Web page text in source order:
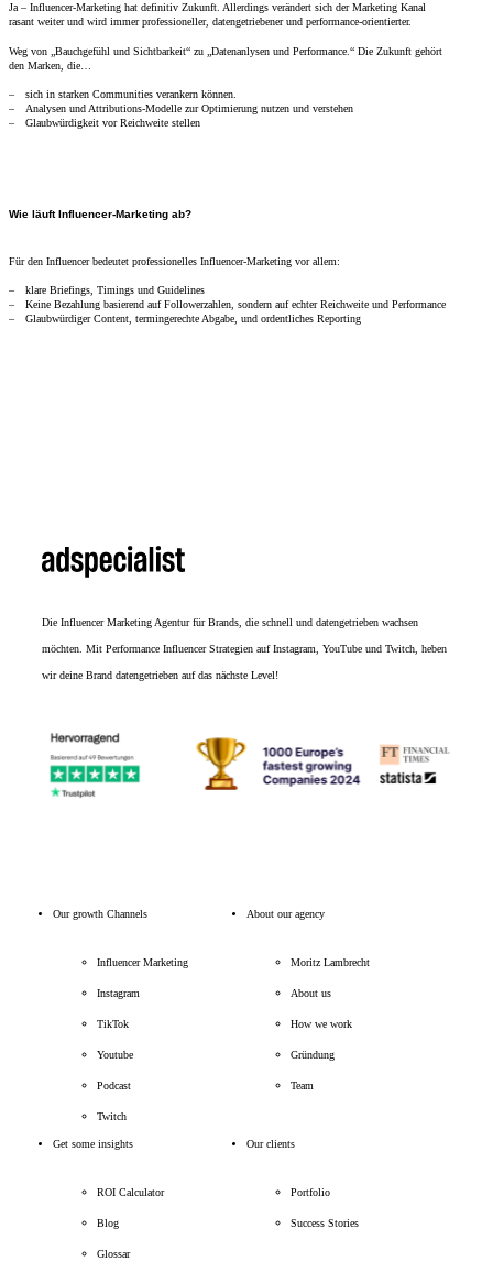
Ja – Influencer-Marketing hat definitiv Zukunft. Allerdings verändert sich der Marketing Kanal
rasant weiter und wird immer professioneller, datengetriebener und performance-orientierter.
Weg von „Bauchgefühl und Sichtbarkeit“ zu „Datenanlysen und Performance.“ Die Zukunft gehört
den Marken, die…
sich in starken Communities verankern können.
Analysen und Attributions-Modelle zur Optimierung nutzen und verstehen
Glaubwürdigkeit vor Reichweite stellen
Wie läuft Influencer-Marketing ab?
Für den Influencer bedeutet professionelles Influencer-Marketing vor allem:
klare Briefings, Timings und Guidelines
Keine Bezahlung basierend auf Followerzahlen, sondern auf echter Reichweite und Performance
Glaubwürdiger Content, termingerechte Abgabe, und ordentliches Reporting
Die Influencer Marketing Agentur für Brands, die schnell und datengetrieben wachsen
möchten. Mit Performance Influencer Strategien auf Instagram, YouTube und Twitch, heben
wir deine Brand datengetrieben auf das nächste Level!
Our growth Channels
Influencer Marketing
Instagram
TikTok
Youtube
Podcast
Twitch
About our agency
Moritz Lambrecht
About us
How we work
Gründung
Team
Get some insights
ROI Calculator
Blog
Glossar
Our clients
Portfolio
Success Stories